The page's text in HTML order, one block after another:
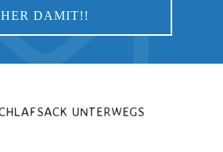
UNTERWEGS